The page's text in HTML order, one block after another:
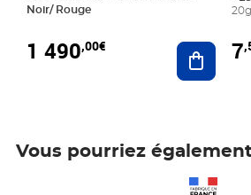
Noir/ Rouge
1 490,00€ Ajouter
7
Vous pourriez